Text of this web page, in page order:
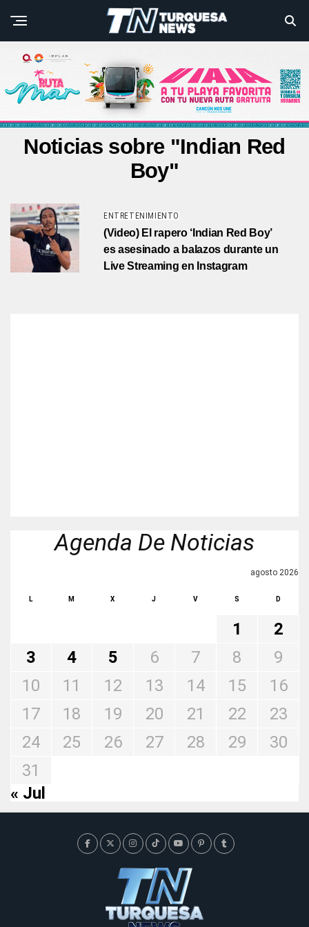
Noticias sobre "Indian Red
Boy"
ENTRETENIMIENTO
(Video) El rapero ‘Indian Red Boy’
es asesinado a balazos durante un
Live Streaming en Instagram
Agenda De Noticias
agosto 2026
L M X J V S D
1
2
3
4 5 6 7 8
9
10
11 12 13 14 15
16
17
18 19 20 21 22
23
24
25 26 27 28 29
30
31
« Jul